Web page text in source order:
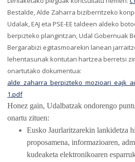
Bestalde,Alde Zaharra biziberritzeko
Udalak, EAJ eta PSE-EE taldeen aldeko
berpizteko plangintzan, Udal Gobernuak
Bergarabizi egitasmoarekin lanean
lehentasunak kontutan hartzea berretsi
onartutako dokumentua:
1.pdf
Honez gain, Udalbatzak ondorengo
onartu zituen:
Eusko Jaurlaritzarekin lankidetza
proposamena, informazioaren,
kudeaketa elektronikoaren